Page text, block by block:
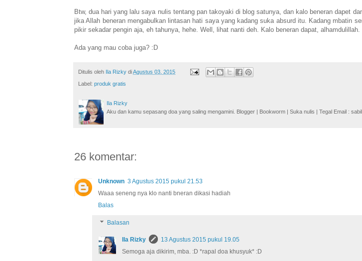
Btw, dua hari yang lalu saya nulis tentang pan takoyaki di blog satunya, dan kalo beneran dapet
jika Allah beneran mengabulkan lintasan hati saya yang kadang suka absurd itu. Kadang mbatin
pikir sekadar pengin aja, eh tahunya, hehe. Well, lihat nanti deh. Kalo beneran dapat, alhamdulillah.
Ada yang mau coba juga? :D
Ditulis oleh Ila Rizky diAgustus 03, 2015
Label: produk gratis
Ila Rizky
Aku dan kamu sepasang doa yang saling mengamini. Blogger | Bookworm | Suka nulis | Tegal Email :
26 komentar:
Unknown 3 Agustus 2015 pukul 21.53
Waaa seneng nya klo nanti bneran dikasi hadiah
Balas
Balasan
Ila Rizky
13 Agustus 2015 pukul 19.05
Semoga aja dikirim, mba. :D *rapal doa khusyuk* :D